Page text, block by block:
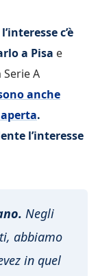
c’è
a Pisa e
A
anche
.
l’interesse
Negli
abbiamo
in quel